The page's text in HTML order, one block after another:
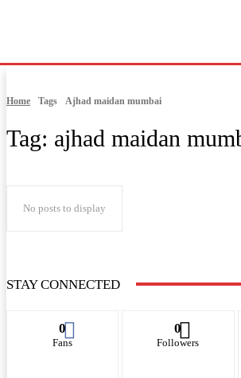
Home Tags Ajhad maidan mumbai
Tag: ajhad maidan
No posts to display
STAY CONNECTED
0
Fans
0
Followers